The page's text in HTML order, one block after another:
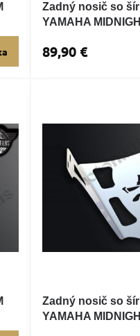
Zadný nosič so
YAMAHA
89,90 €
Zadný nosič so
YAMAHA